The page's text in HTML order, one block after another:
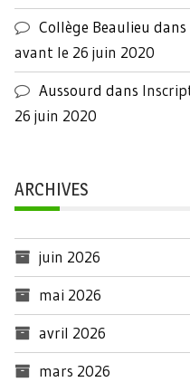
Collège Beaulieu dans
avant le 26 juin 2020
Aussourd dans
26 juin 2020
ARCHIVES
juin 2026
mai 2026
avril 2026
mars 2026